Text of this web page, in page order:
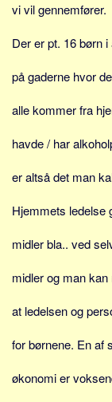
vi vil gennemfører.
Der er pt. 16 børn
på gaderne hvor
alle kommer fra
havde / har
er altså det man
Hjemmets ledelse
midler bla.. ved
midler og man
at ledelsen og
for børnene. En af
økonomi er